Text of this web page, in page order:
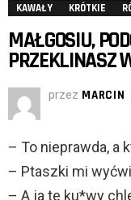
KAWAŁY KRÓTKIE
MAŁGOSIU,
PRZEKLINASZ
przez MARCIN
– To nieprawda, a
– Ptaszki mi
– A ja te ku*wy